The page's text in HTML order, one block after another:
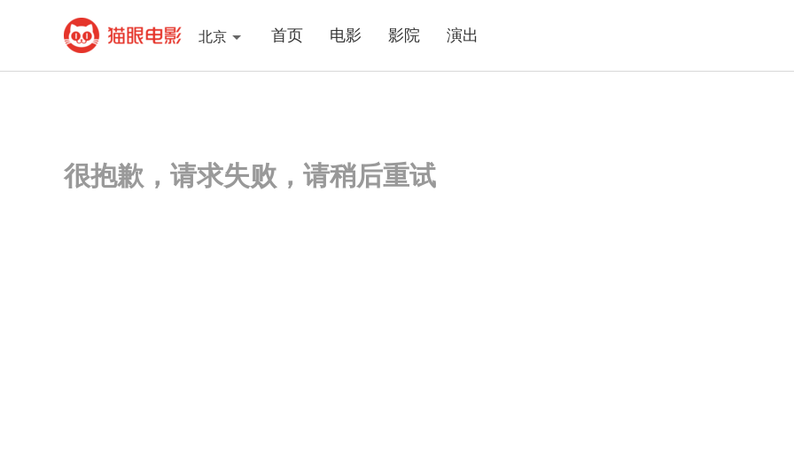
北京 首页 电影 影院 演出
很抱歉，请求失败，请稍后重试